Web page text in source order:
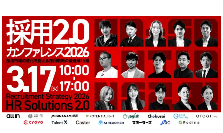
お客様の声
お役立ち情報
会社概要
採用情報